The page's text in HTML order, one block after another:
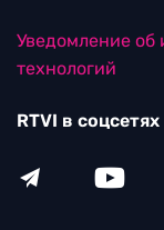
Уведомление об
технологий
RTVI в соцсетях